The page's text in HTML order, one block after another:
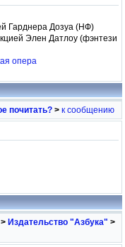
Гарднера Дозуа (НФ)
Элен Датлоу (фэнтези
опера
почитать? > к сообщению
> Издательство "Азбука" >